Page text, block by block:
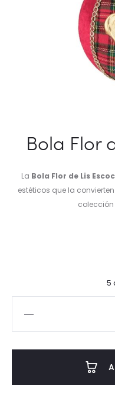
Bola Flor
La Bola Flor de Lis
estéticos que la
5